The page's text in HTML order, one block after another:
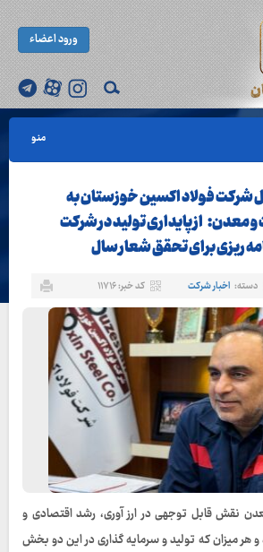
ورود اعضاء
منو
شرکت فولاد اکسین خوزستان به
معدن: از پایداری تولید در شرکت
ریزی برای تحقق شعار سال
دسته: اخبار شرکت کد خبر: ۱۱۷۱۶
قابل‌ توجهی در ارز آوری، رشد اقتصادی و
و هر میزان که تولید و سرمایه‌ گذاری در این دو بخش